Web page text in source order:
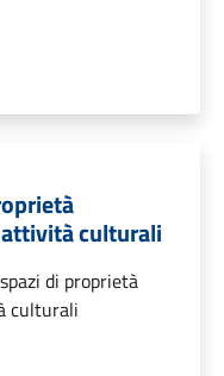
culturali
di proprietà
culturali